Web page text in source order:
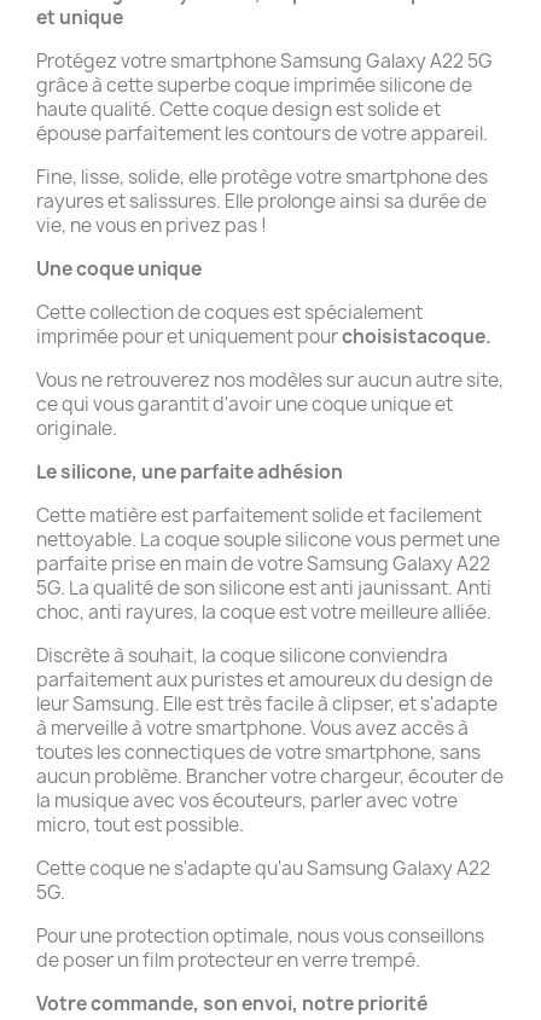
et unique
Protégez votre smartphone Samsung Galaxy A22 5G
grâce à cette superbe coque imprimée silicone de
haute qualité. Cette coque design est solide et
épouse parfaitement les contours de votre appareil.
Fine, lisse, solide, elle protège votre smartphone des
rayures et salissures. Elle prolonge ainsi sa durée de
vie, ne vous en privez pas !
Une coque unique
Cette collection de coques est spécialement
imprimée pour et uniquement pourchoisistacoque.
Vous ne retrouverez nos modèles sur aucun autre site,
ce qui vous garantit d'avoir une coque unique et
originale.
Le silicone, une parfaite adhésion
Cette matière est parfaitement solide et facilement
nettoyable. La coque souple silicone vous permet une
parfaite prise en main de votre Samsung Galaxy A22
5G. La qualité de son silicone est anti jaunissant. Anti
choc, anti rayures, la coque est votre meilleure alliée.
Discrète à souhait, la coque silicone conviendra
parfaitement aux puristes et amoureux du design de
leur Samsung. Elle est très facile à clipser, et s'adapte
à merveille à votre smartphone. Vous avez accès à
toutes les connectiques de votre smartphone, sans
aucun problème. Brancher votre chargeur, écouter de
la musique avec vos écouteurs, parler avec votre
micro, tout est possible.
Cette coque ne s'adapte qu'au Samsung Galaxy A22
5G.
Pour une protection optimale, nous vous conseillons
de poser un film protecteur en verre trempé.
Votre commande, son envoi, notre priorité